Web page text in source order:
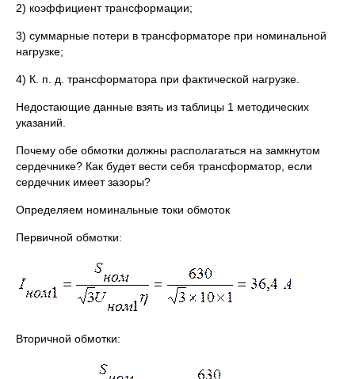
2) коэффициент трансформации;
3) суммарные потери в трансформаторе при номинальной
нагрузке;
4) К. п. д. трансформатора при фактической нагрузке.
Недостающие данные взять из таблицы 1 методических
указаний.
Почему обе обмотки должны располагаться на замкнутом
сердечнике? Как будет вести себя трансформатор, если
сердечник имеет зазоры?
Определяем номинальные токи обмоток
Первичной обмотки:
Вторичной обмотки: